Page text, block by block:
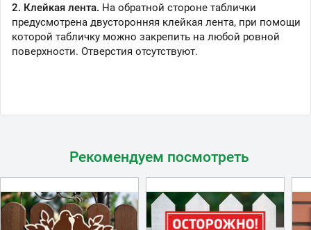
2. Клейкая лента. На обратной стороне таблички
предусмотрена двусторонняя клейкая лента, при помощи
которой табличку можно закрепить на любой ровной
поверхности. Отверстия отсутствуют.
Рекомендуем посмотреть